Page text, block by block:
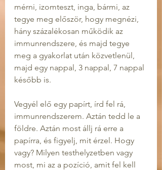
mérni, izomteszt, inga, bármi, az
tegye meg először, hogy megnézi,
hány százalékosan működik az
immunrendszere, és majd tegye
meg a gyakorlat után közvetlenül,
majd egy nappal, 3 nappal, 7 nappal
később is.
Vegyél elő egy papírt, írd fel rá,
immunrendszerem. Aztán tedd le a
földre. Aztán most állj rá erre a
papírra, és figyelj, mit érzel. Hogy
vagy? Milyen testhelyzetben vagy
most, mi az a pozíció, amit fel kell